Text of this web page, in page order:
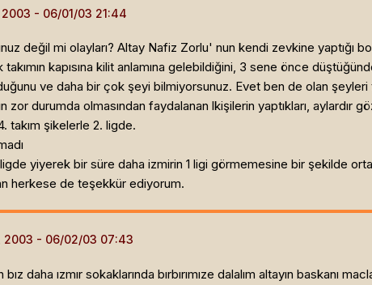
2003
değil mi olayları? Altay Nafiz Zorlu' nun kendi zevkine yaptığı
takımın kapısına kilit anlamına gelebildiğini, 3 sene önce
ve daha bir çok şeyi bilmiyorsunuz. Evet ben de olan
zor durumda olmasından faydalanan lkişilerin yaptıkları, aylardır
takım şikelerle 2. ligde.
ligde yiyerek bir süre daha izmirin 1 ligi görmemesine bir şekilde
herkese de teşekkür ediyorum.
2003
bız daha ızmır sokaklarında bırbırımıze dalalım altayın baskanı